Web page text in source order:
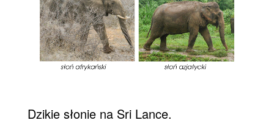
Dzikie słonie na Sri Lance.